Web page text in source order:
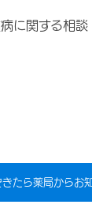
に関する相談
たら薬局からお知